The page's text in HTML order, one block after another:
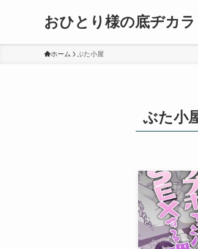
おひとり様の底ヂカラ
ホーム ぶた小屋
ぶた小